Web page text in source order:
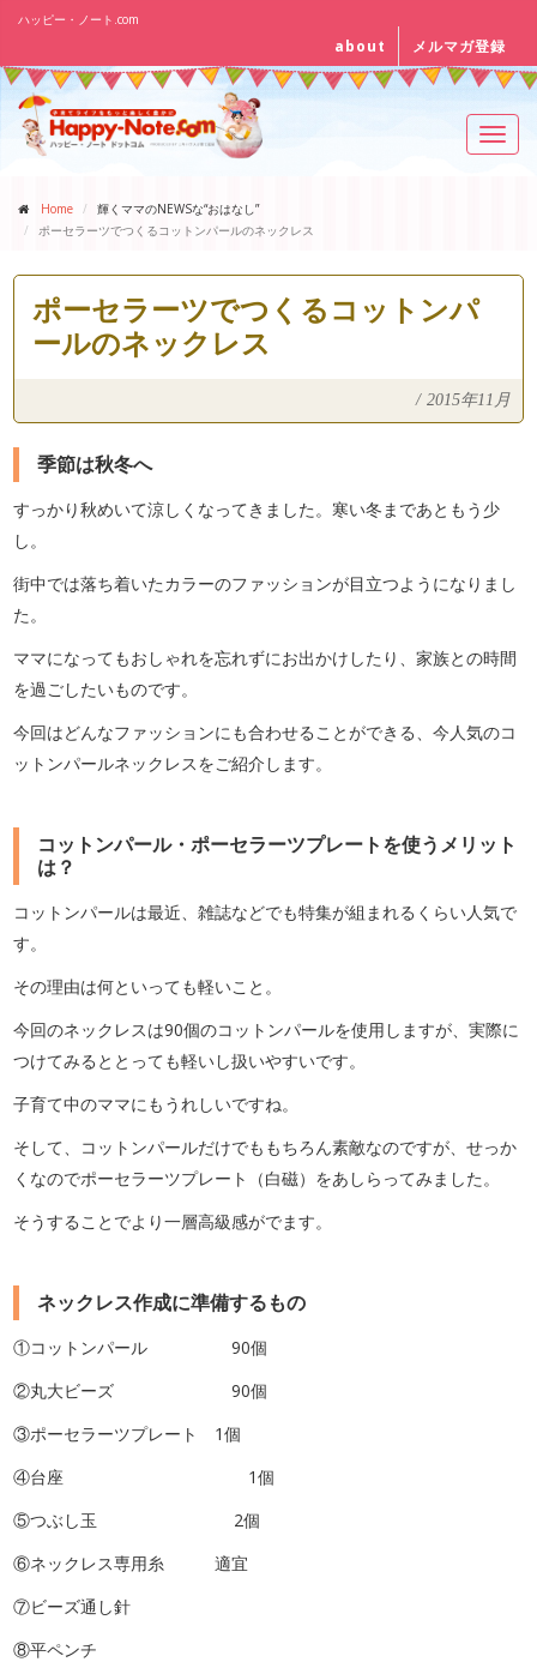
ハッピー・ノート.com
about メルマガ登録
Home
輝くママのNEWSな“おはなし”
ポーセラーツでつくるコットンパールのネックレス
ポーセラーツでつくるコットンパ
ールのネックレス
/ 2015年11月
季節は秋冬へ
すっかり秋めいて涼しくなってきました。寒い冬まであともう少
し。
街中では落ち着いたカラーのファッションが目立つようになりまし
た。
ママになってもおしゃれを忘れずにお出かけしたり、家族との時間
を過ごしたいものです。
今回はどんなファッションにも合わせることができる、今人気のコ
ットンパールネックレスをご紹介します。
コットンパール・ポーセラーツプレートを使うメリット
は？
コットンパールは最近、雑誌などでも特集が組まれるくらい人気で
す。
その理由は何といっても軽いこと。
今回のネックレスは90個のコットンパールを使用しますが、実際に
つけてみるととっても軽いし扱いやすいです。
子育て中のママにもうれしいですね。
そして、コットンパールだけでももちろん素敵なのですが、せっか
くなのでポーセラーツプレート（白磁）をあしらってみました。
そうすることでより一層高級感がでます。
ネックレス作成に準備するもの
①コットンパール 90個
②丸大ビーズ 90個
③ポーセラーツプレート 1個
④台座 1個
⑤つぶし玉 2個
⑥ネックレス専用糸 適宜
⑦ビーズ通し針
⑧平ペンチ